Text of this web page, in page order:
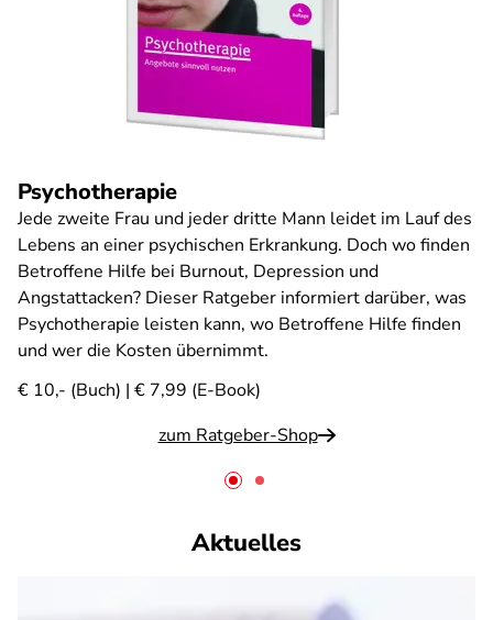
Psychotherapie
Jede zweite Frau und jeder dritte Mann leidet im Lauf des
Lebens an einer psychischen Erkrankung. Doch wo finden
Betroffene Hilfe bei Burnout, Depression und
Angstattacken? Dieser Ratgeber informiert darüber, was
Psychotherapie leisten kann, wo Betroffene Hilfe finden
und wer die Kosten übernimmt.
€ 10,- (Buch) | € 7,99 (E-Book)
zum Ratgeber-Shop
Aktuelles